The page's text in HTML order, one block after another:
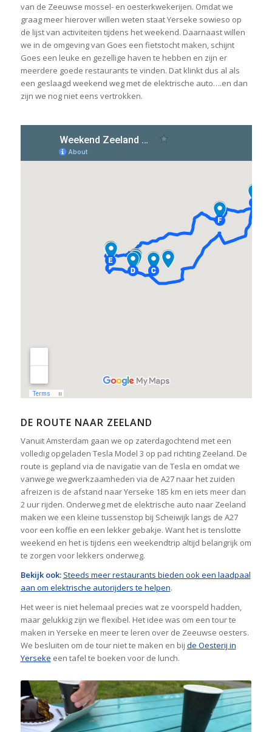
van de Zeeuwse mossel- en oesterkwekerijen. Omdat we
graag meer hierover willen weten staat Yerseke sowieso op
de lijst van activiteiten tijdens het weekend. Daarnaast willen
we in de omgeving van Goes een fietstocht maken, schijnt
Goes een leuke en gezellige haven te hebben en zijn er
meerdere goede restaurants te vinden. Dat klinkt dus al als
een geslaagd weekend weg met de elektrische auto….en dan
zijn we nog niet eens vertrokken.
DE ROUTE NAAR ZEELAND
Vanuit Amsterdam gaan we op zaterdagochtend met een
volledig opgeladen Tesla Model 3 op pad richting Zeeland. De
route is gepland via de navigatie van de Tesla en omdat we
vanwege wegwerkzaamheden via de A27 naar het zuiden
afreizen is de afstand naar Yerseke 185 km en iets meer dan
2 uur rijden. Onderweg met de elektrische auto naar Zeeland
maken we een kleine tussenstop bij Scheiwijk langs de A27
voor een koffie en een lekker gebakje. Want het is tenslotte
weekend en het is tijdens een weekendtrip altijd belangrijk om
te zorgen voor lekkers onderweg.
Bekijk ook: Steeds meer restaurants bieden ook een laadpaal
aan om elektrische autorijders te helpen.
Het weer is niet helemaal precies wat ze voorspeld hadden,
maar gelukkig zijn we flexibel. Het idee was om een tour te
maken in Yerseke en meer te leren over de Zeeuwse oesters.
We besluiten om de tour niet te maken en bij de Oesterij in
Yerseke een tafel te boeken voor de lunch.